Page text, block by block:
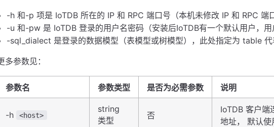
-h 和-p 项是 IoTDB 所在的 IP 和 RPC 端口号（本机未修改 IP 和 RPC 端
-u 和-pw 是 IoTDB 登录的用户名密码（安装后IoTDB有一个默认用户，用
-sql_dialect 是登录的数据模型（表模型或树模型），此处指定为 table
多参数见：
参数名 参数类型 是否为必需参数 说明
-h <host>
string
类型
否
IoTDB 客户端
地址， 默认使